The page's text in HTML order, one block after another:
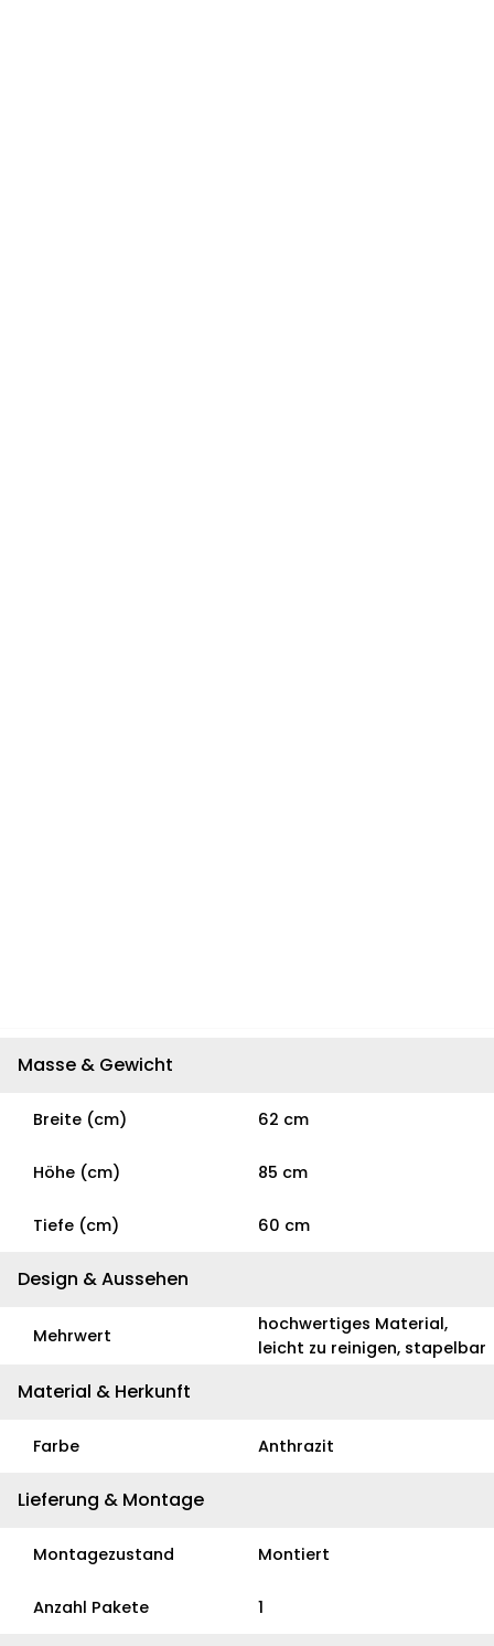
Masse & Gewicht
Breite (cm) 62 cm
Höhe (cm) 85 cm
Tiefe (cm) 60 cm
Design & Aussehen
Mehrwert
hochwertiges Material,
leicht zu reinigen, stapelbar
Material & Herkunft
Farbe Anthrazit
Lieferung & Montage
Montagezustand Montiert
Anzahl Pakete 1